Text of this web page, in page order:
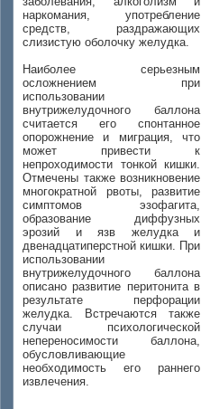
наркомания, употребление
средств, раздражающих
слизистую оболочку желудка.
Наиболее серьезным
осложнением при
использовании
внутрижелудочного баллона
считается его спонтанное
опорожнение и миграция, что
может привести к
непроходимости тонкой кишки.
Отмечены также возникновение
многократной рвоты, развитие
симптомов эзофагита,
образование диффузных
эрозий и язв желудка и
двенадцатиперстной кишки. При
использовании
внутрижелудочного баллона
описано развитие перитонита в
результате перфорации
желудка. Встречаются также
случаи психологической
непереносимости баллона,
обусловливающие
необходимость его раннего
извлечения.